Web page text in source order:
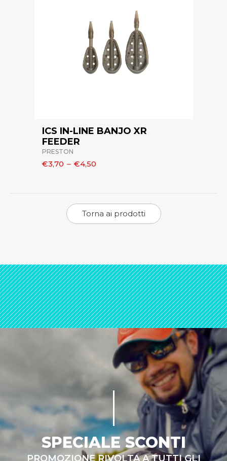
ICS IN-LINE BANJO XR
FEEDER
PRESTON
€3,70 – €4,50
Torna ai prodotti
SPECIALE SCONTI
PROMOZIONE RIVOLTA A TUTTI GLI